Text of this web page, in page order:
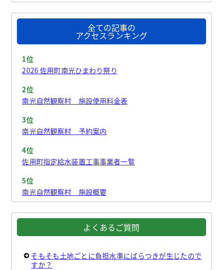
全ての記事の
アクセスランキング
1位
2026 佐用町南光ひまわり祭り
2位
南光自然観察村 施設使用料金表
3位
南光自然観察村 予約案内
4位
佐用町指定給水装置工事事業者一覧
5位
南光自然観察村 施設概要
よくあるご質問
そもそも土地ごとに負担水準にばらつきが生じたので
すか？